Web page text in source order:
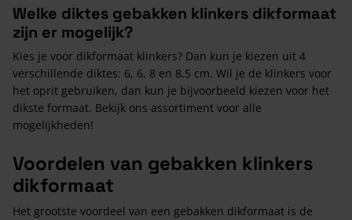
Welke diktes gebakken klinkers dikformaat
zijn er mogelijk?
Kies je voor dikformaat klinkers? Dan kun je kiezen uit 4
verschillende diktes: 6, 6, 8 en 8,5 cm. Wil je de klinkers voor
het oprit gebruiken, dan kun je bijvoorbeeld kiezen voor het
dikste formaat. Bekijk ons assortiment voor alle
mogelijkheden!
Voordelen van gebakken klinkers
dikformaat
Het grootste voordeel van een gebakken dikformaat is de